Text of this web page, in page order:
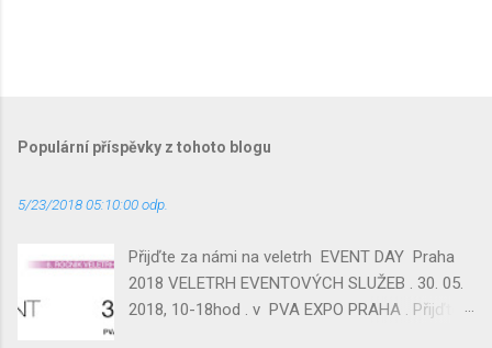
Populární příspěvky z tohoto blogu
5/23/2018 05:10:00 odp.
Přijďte za námi na veletrh EVENT DAY Praha
2018 VELETRH EVENTOVÝCH SLUŽEB . 30. 05.
2018, 10-18hod . v PVA EXPO PRAHA . Přijďte